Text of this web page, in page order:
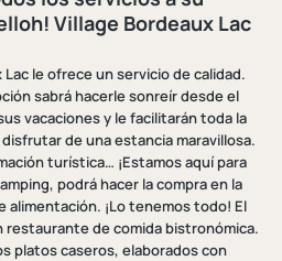
Village Bordeaux Lac
Lac le ofrece un servicio de calidad.
sabrá hacerle sonreír desde el
vacaciones y le facilitarán toda la
de una estancia maravillosa.
turística… ¡Estamos aquí para
podrá hacer la compra en la
alimentación. ¡Lo tenemos todo! El
restaurante de comida bistronómica.
platos caseros, elaborados con